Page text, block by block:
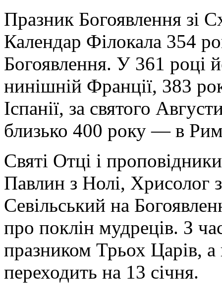
Празник Богоявлення зі
Календар Філокала 354
Богоявлення. У 361 році
нинішній Франції, 383
Іспанії, за святого
близько 400 року — в
Святі Отці і
Павлин з Нолі, Хрисолог
Севільський на
про поклін мудреців. З
празником Трьох Царів,
переходить на 13 січня.